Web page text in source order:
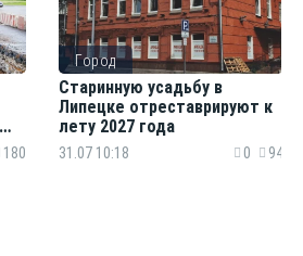
180
Город
Старинную усадьбу в
Липецке отреставрируют к
лету 2027 года
31.07 10:18 0 94